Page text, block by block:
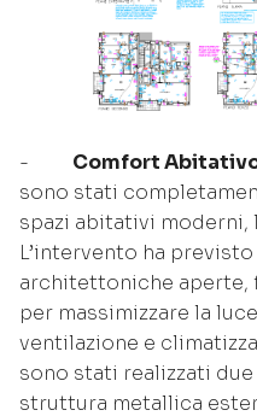
- Comfort
sono stati
spazi abitativi
L’intervento ha
architettoniche aperte,
per massimizzare la
ventilazione e
sono stati realizzati
struttura metallica